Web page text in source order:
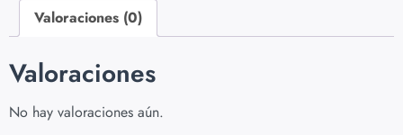
Valoraciones (0)
Valoraciones
No hay valoraciones aún.